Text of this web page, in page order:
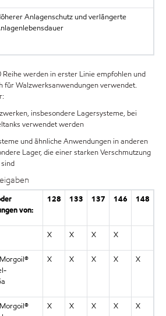
Anlagenschutz und verlängerte
Reihe werden in erster Linie empfohlen und
für Walzwerksanwendungen verwendet.
insbesondere Lagersysteme, bei
verwendet werden
und ähnliche Anwendungen in anderen
Lager, die einer starken Verschmutzung
von:
128 133 137 146 148
X X X X
X X X X X
X X X X X